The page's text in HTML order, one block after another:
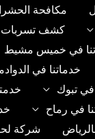
مكافحة
كشف تسربات
في خميس مشيط
خدماتنا في
في تبوك
في رماح
شركة